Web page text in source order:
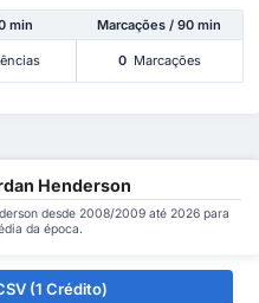
min Marcações / 90 min
0 Marcações
Henderson
desde 2008/2009 até 2026 para
da época.
(1 Crédito)